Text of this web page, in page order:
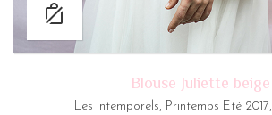
Blouse Juliette beige
Les Intemporels, Printemps Eté 2017,